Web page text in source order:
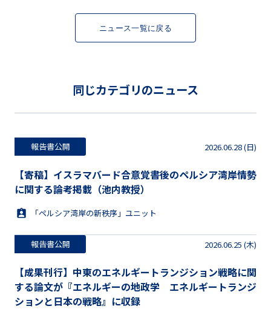
ニュース一覧に戻る
同じカテゴリのニュース
報告書公開 2026.06.28 (日)
【寄稿】イスラマバード合意覚書後のペルシア湾岸情勢
に関する論考掲載（池内教授）
「ペルシア湾岸の新秩序」ユニット
報告書公開 2026.06.25 (木)
【成果刊行】中東のエネルギートランジション戦略に関
する論文が『エネルギーの地政学 エネルギートランジ
ションと日本の戦略』に収録